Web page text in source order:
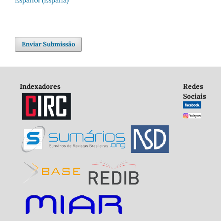
Enviar Submissão
Indexadores
Redes
Sociais